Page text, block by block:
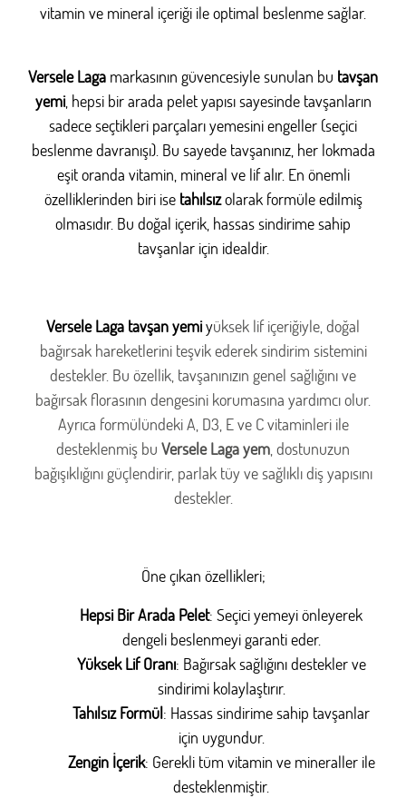
vitamin ve mineral içeriği ile optimal beslenme sağlar.
Versele Laga markasının güvencesiyle sunulan bu tavşan
yemi, hepsi bir arada pelet yapısı sayesinde tavşanların
sadece seçtikleri parçaları yemesini engeller (seçici
beslenme davranışı). Bu sayede tavşanınız, her lokmada
eşit oranda vitamin, mineral ve lif alır. En önemli
özelliklerinden biri ise tahılsızolarak formüle edilmiş
olmasıdır. Bu doğal içerik, hassas sindirime sahip
tavşanlar için idealdir.
Versele Laga tavşan yemiyüksek lif içeriğiyle, doğal
bağırsak hareketlerini teşvik ederek sindirim sistemini
destekler. Bu özellik, tavşanınızın genel sağlığını ve
bağırsak florasının dengesini korumasına yardımcı olur.
Ayrıca formülündeki A, D3, E ve C vitaminleri ile
desteklenmiş bu Versele Laga yem, dostunuzun
bağışıklığını güçlendirir, parlak tüy ve sağlıklı diş yapısını
destekler.
Öne çıkan özellikleri;
Hepsi Bir Arada Pelet: Seçici yemeyi önleyerek
dengeli beslenmeyi garanti eder.
Yüksek Lif Oranı: Bağırsak sağlığını destekler ve
sindirimi kolaylaştırır.
Tahılsız Formül: Hassas sindirime sahip tavşanlar
için uygundur.
Zengin İçerik: Gerekli tüm vitamin ve mineraller ile
desteklenmiştir.